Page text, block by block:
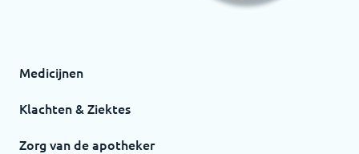
Medicijnen
Klachten & Ziektes
Zorg van de apotheker